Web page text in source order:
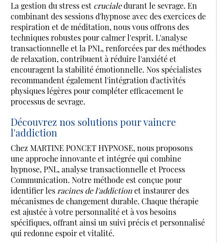
La gestion du stress est crucialedurant le sevrage. En
combinant des sessions d'hypnose avec des exercices de
respiration et de méditation, nous vous offrons des
techniques robustes pour calmer l'esprit. L'analyse
transactionnelle et la PNL, renforcées par des méthodes
de relaxation, contribuent à réduire l'anxiété et
encouragent la stabilité émotionnelle. Nos spécialistes
recommandent également l'intégration d'activités
physiques légères pour compléter efficacement le
processus de sevrage.
Découvrez nos solutions pour vaincre
l'addiction
Chez MARTINE PONCET HYPNOSE, nous proposons
une approche innovante et intégrée qui combine
hypnose, PNL, analyse transactionnelle et Process
Communication. Notre méthode est conçue pour
identifier les racines de l'addictionet instaurer des
mécanismes de changement durable. Chaque thérapie
est ajustée à votre personnalité et à vos besoins
spécifiques, offrant ainsi un suivi précis et personnalisé
qui redonne espoir et vitalité.